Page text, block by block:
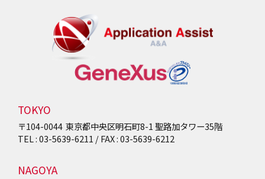
TOKYO
〒104-0044 東京都中央区明石町8-1 聖路加タワー35階
TEL : 03-5639-6211 / FAX : 03-5639-6212
NAGOYA